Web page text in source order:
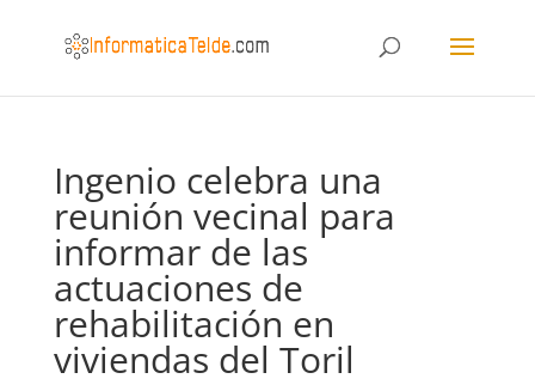
Ingenio celebra una
reunión vecinal para
informar de las
actuaciones de
rehabilitación en
viviendas del Toril